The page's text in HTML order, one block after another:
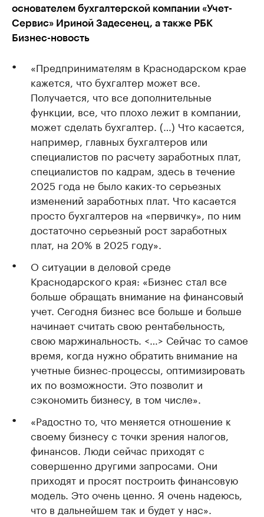
основателем бухгалтерской компании «Учет-
Сервис» Ириной Задесенец, а также РБК
Бизнес-новость
«Предпринимателям в Краснодарском крае
кажется, что бухгалтер может все.
Получается, что все дополнительные
функции, все, что плохо лежит в компании,
может сделать бухгалтер. (…) Что касается,
например, главных бухгалтеров или
специалистов по расчету заработных плат,
специалистов по кадрам, здесь в течение
2025 года не было каких-то серьезных
изменений заработных плат. Что касается
просто бухгалтеров на «первичку», по ним
достаточно серьезный рост заработных
плат, на 20% в 2025 году».
О ситуации в деловой среде
Краснодарского края: «Бизнес стал все
больше обращать внимание на финансовый
учет. Сегодня бизнес все больше и больше
начинает считать свою рентабельность,
свою маржинальность. <…> Сейчас то самое
время, когда нужно обратить внимание на
учетные бизнес-процессы, оптимизировать
их по возможности. Это позволит и
сэкономить бизнесу, в том числе».
«Радостно то, что меняется отношение к
своему бизнесу с точки зрения налогов,
финансов. Люди сейчас приходят с
совершенно другими запросами. Они
приходят и просят построить финансовую
модель. Это очень ценно. Я очень надеюсь,
что в дальнейшем так и будет у нас».